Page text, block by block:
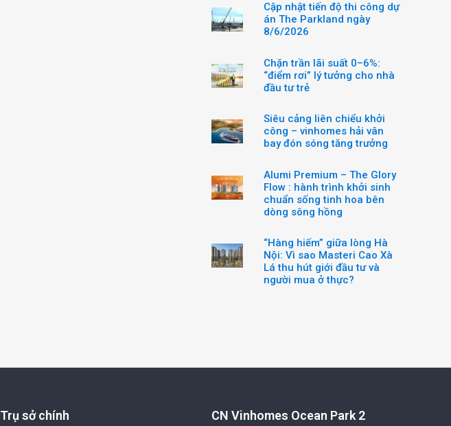
Cập nhật tiến độ thi công dự
án The Parkland ngày
8/6/2026
Chặn trần lãi suất 0–6%:
“điểm rơi” lý tưởng cho nhà
đầu tư trẻ
Siêu cảng liên chiểu khởi
công – vinhomes hải vân
bay đón sóng tăng trưởng
Alumi Premium – The Glory
Flow : hành trình khởi sinh
chuẩn sống tinh hoa bên
dòng sông hồng
“Hàng hiếm” giữa lòng Hà
Nội: Vì sao Masteri Cao Xà
Lá thu hút giới đầu tư và
người mua ở thực?
Trụ sở chính CN Vinhomes Ocean Park 2